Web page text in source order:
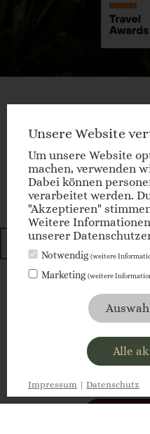
jetzt
Unsere Website
Um unsere Website
machen, verwenden
Dabei können
verarbeitet werden.
"Akzeptieren"
Weitere
unserer
Notwendig(weitere
Marketing(weitere
Alle
Impressum | Datenschutz